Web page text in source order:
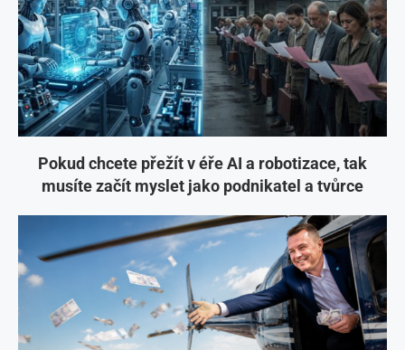
Pokud chcete přežít v éře AI a robotizace, tak
musíte začít myslet jako podnikatel a tvůrce